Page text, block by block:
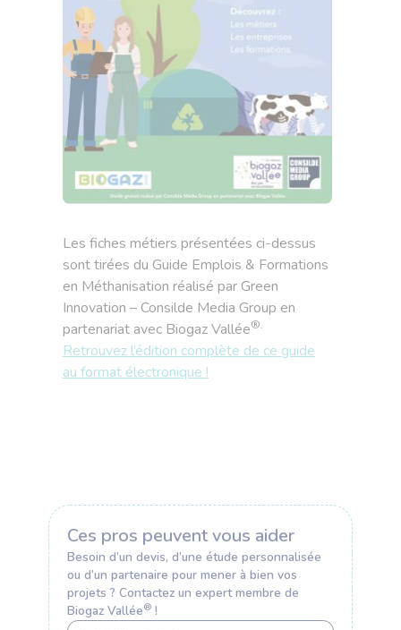
Les fiches métiers présentées ci-dessus
sont tirées du Guide Emplois & Formations
en Méthanisation réalisé par Green
Innovation – Consilde Media Group en
partenariat avec Biogaz Vallée®.
Retrouvez l’édition complète de ce guide
au format électronique !
Ces pros peuvent vous aider
Besoin d’un devis, d’une étude personnalisée
ou d’un partenaire pour mener à bien vos
projets ? Contactez un expert membre de
Biogaz Vallée® !